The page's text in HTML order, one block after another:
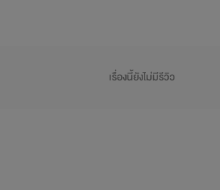
เรื่องนี้ยังไม่มีรีวิว